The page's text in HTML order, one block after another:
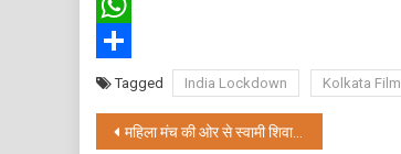
Twitter
WhatsApp
ShareTagged India Lockdown Kolkata Film
Post
महिला मंच की ओर से स्वामी शिवानंद जी को सम्मानित किया गया